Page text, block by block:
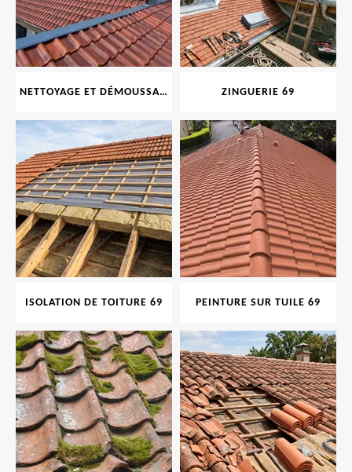
NETTOYAGE ET DÉMOUSSAGE DE TOITURE ET FAÇADE 69 ZINGUERIE 69
ISOLATION DE TOITURE 69 PEINTURE SUR TUILE 69